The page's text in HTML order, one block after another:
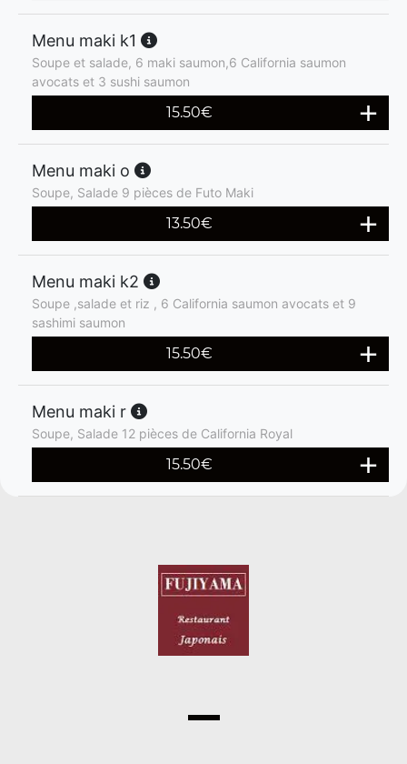
Menu maki k1
Soupe et salade, 6 maki saumon,6 California saumon
avocats et 3 sushi saumon
15.50€
Menu maki o
Soupe, Salade 9 pièces de Futo Maki
13.50€
Menu maki k2
Soupe ,salade et riz , 6 California saumon avocats et 9
sashimi saumon
15.50€
Menu maki r
Soupe, Salade 12 pièces de California Royal
15.50€